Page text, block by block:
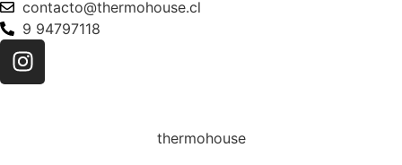
contacto@thermohouse.cl
9 94797118
thermohouse